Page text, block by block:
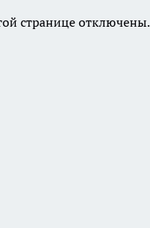
странице отключены.